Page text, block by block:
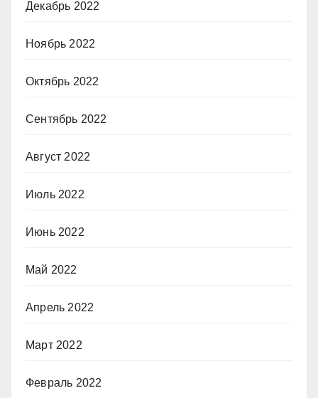
Декабрь 2022
Ноябрь 2022
Октябрь 2022
Сентябрь 2022
Август 2022
Июль 2022
Июнь 2022
Май 2022
Апрель 2022
Март 2022
Февраль 2022